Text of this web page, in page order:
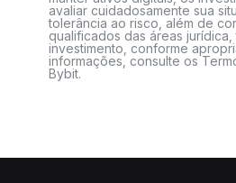
avaliar cuidadosamente sua
tolerância ao risco, além de
qualificados das áreas
investimento, conforme
informações, consulte os
Bybit.